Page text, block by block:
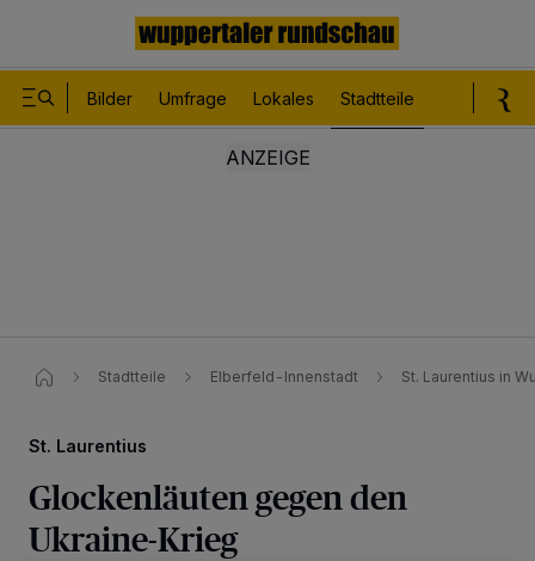
Bilder Umfrage Lokales Stadtteile
Stadtteile Elberfeld-Innenstadt St. Laurentius in
St. Laurentius
Glockenläuten gegen den
Ukraine-Krieg